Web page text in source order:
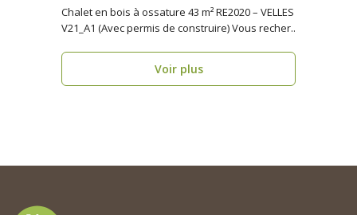
Chalet en bois à ossature 43 m² RE2020 – VELLES
V21_A1 (Avec permis de construire) Vous recher..
Voir plus